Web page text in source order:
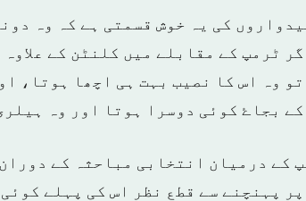
کی یہ خوش قسمتی ہے کہ وہ
ٹرمپ کے مقابلے میں کلنٹن کے
وہ اس کا نصیب بہت ہی اچھا ہوتا،
بجاۓ کوئی دوسرا ہوتا اور وہ
کے درمیان انتخابی مباحثہ کے
پر پہنچنے سے قطع نظر اس کی پہلے